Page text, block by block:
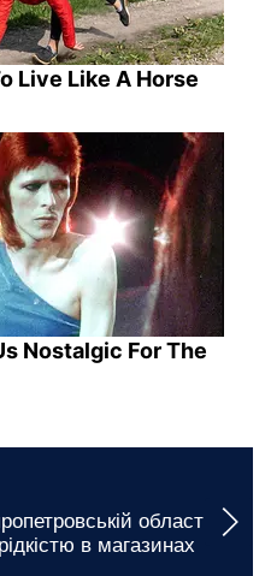
Live Like A Horse
Nostalgic For The
області:
в магазинах